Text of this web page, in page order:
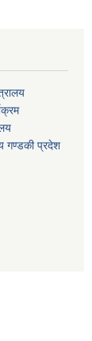
गण्डकी प्रदेश